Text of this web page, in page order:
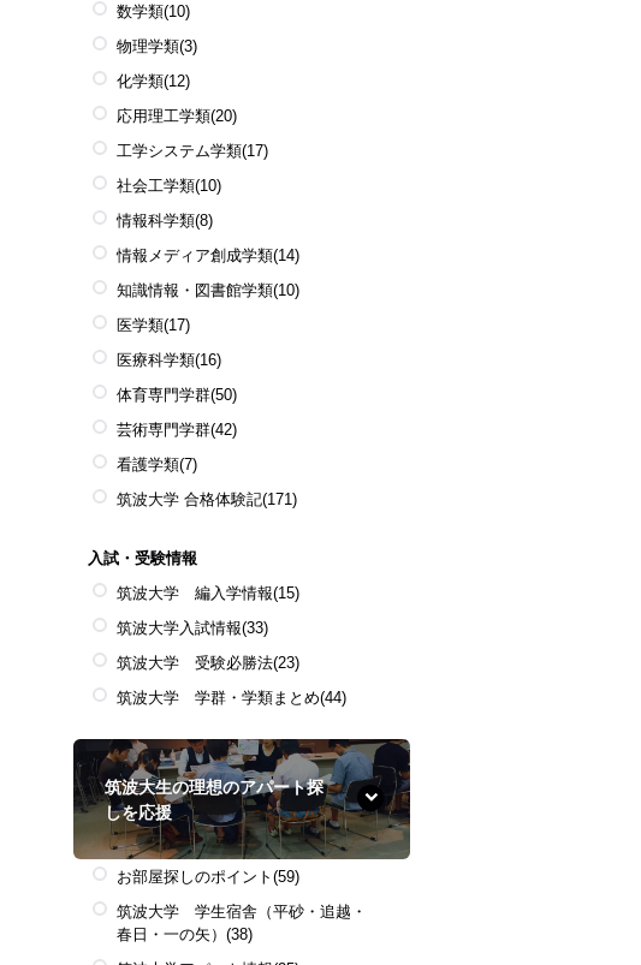
数学類(10)
物理学類(3)
化学類(12)
応用理工学類(20)
工学システム学類(17)
社会工学類(10)
情報科学類(8)
情報メディア創成学類(14)
知識情報・図書館学類(10)
医学類(17)
医療科学類(16)
体育専門学群(50)
芸術専門学群(42)
看護学類(7)
筑波大学 合格体験記(171)
入試・受験情報
筑波大学 編入学情報(15)
筑波大学入試情報(33)
筑波大学 受験必勝法(23)
筑波大学 学群・学類まとめ(44)
筑波大生の理想のアパート探
しを応援
お部屋探しのポイント (59)
筑波大学 学生宿舎（平砂・追越・
春日・一の矢） (38)